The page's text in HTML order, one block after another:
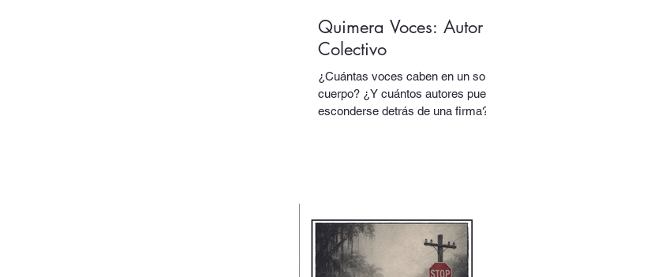
Quimera Voces: Autor
Colectivo
¿Cuántas voces caben en un solo
cuerpo? ¿Y cuántos autores pueden
esconderse detrás de una firma?
responsable de una parte de su
obra y de su identidad. Al final,
asistimos incluso al nacimiento de